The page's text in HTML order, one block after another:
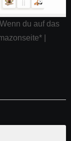
du auf das
|